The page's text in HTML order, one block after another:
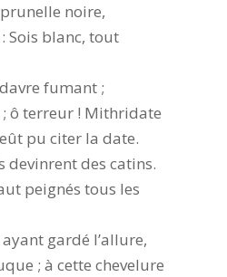
noire,
Sois blanc, tout
fumant ;
; ô terreur ! Mithridate
pu citer la date.
devinrent des catins.
peignés tous les
gardé l’allure,
; à cette chevelure